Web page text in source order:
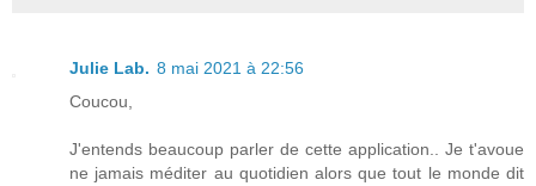
Julie Lab. 8 mai 2021 à 22:56
Coucou,
J'entends beaucoup parler de cette application.. Je t'avoue
ne jamais méditer au quotidien alors que tout le monde dit